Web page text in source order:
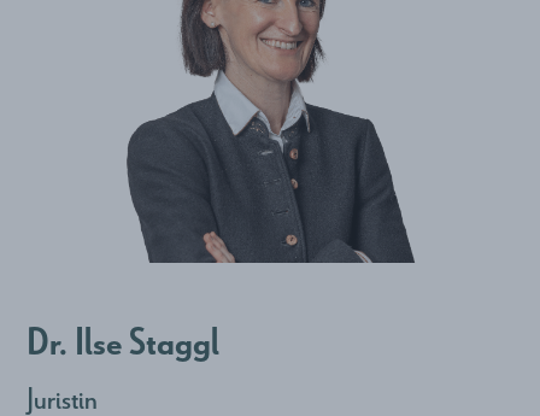
Dr. Ilse Staggl
Juristin